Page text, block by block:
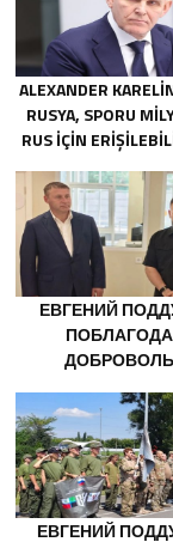
ALEXANDER
RUSYA, SPORU
RUS IÇIN
ЕВГЕНИЙ
ЗА МУЖЕСТВО В
ЕВГЕНИЙ